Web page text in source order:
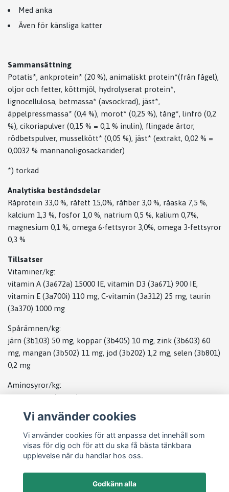
Med anka
Även för känsliga katter
Sammansättning
Potatis*, ankprotein* (20 %), animaliskt protein*(från fågel),
oljor och fetter, köttmjöl, hydrolyserat protein*,
lignocellulosa, betmassa* (avsockrad), jäst*,
äppelpressmassa* (0,4 %), morot* (0,25 %), tång*, linfrö (0,2
%), cikoriapulver (0,15 % = 0,1 % inulin), flingade ärtor,
rödbetspulver, musselkött* (0,05 %), jäst* (extrakt, 0,02 % =
0,0032 % mannanoligosackarider)
*) torkad
Analytiska beståndsdelar
Råprotein 33,0 %, råfett 15,0%, råfiber 3,0 %, råaska 7,5 %,
kalcium 1,3 %, fosfor 1,0 %, natrium 0,5 %, kalium 0,7%,
magnesium 0,1 %, omega 6-fettsyror 3,0%, omega 3-fettsyror
0,3 %
Tillsatser
Vitaminer/kg:
vitamin A (3a672a) 15000 IE, vitamin D3 (3a671) 900 IE,
vitamin E (3a700i) 110 mg, C-vitamin (3a312) 25 mg, taurin
(3a370) 1000 mg
Spårämnen/kg:
järn (3b103) 50 mg, koppar (3b405) 10 mg, zink (3b603) 60
mg, mangan (3b502) 11 mg, jod (3b202) 1,2 mg, selen (3b801)
0,2 mg
Aminosyror/kg:
DL-metionin (3c301) 4000 mg
Antioxidant, tokoferolrika extrakt från vegetabiliska oljor
Vi använder cookies
Vi använder cookies för att anpassa det innehåll som
visas för dig och för att du ska få bästa tänkbara
upplevelse när du handlar hos oss.
Godkänn alla